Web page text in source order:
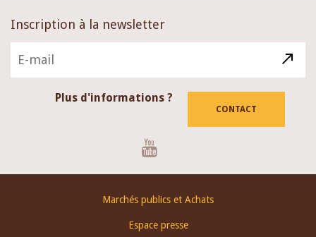
Inscription à la newsletter
Plus d'informations ?
CONTACT
Marchés publics et Achats
Espace presse